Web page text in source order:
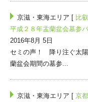
京滋・東海エリア [ 比
平成２８年盂蘭盆会墓参
2016年8月 5日
セミの声！ 降り注ぐ太
蘭盆会期間の墓参...
京滋・東海エリア [ 京